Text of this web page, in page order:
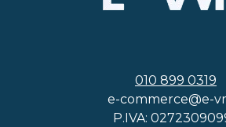
010 899 0319
e-commerce@e-
P.IVA: